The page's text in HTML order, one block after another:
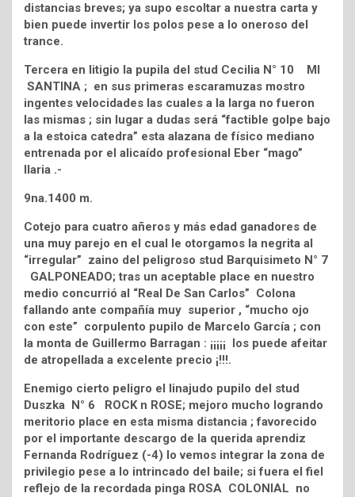
distancias breves; ya supo escoltar a nuestra carta y
bien puede invertir los polos pese a lo oneroso del
trance.
Tercera en litigio la pupila del stud Cecilia N° 10 MI
SANTINA ; en sus primeras escaramuzas mostro
ingentes velocidades las cuales a la larga no fueron
las mismas ; sin lugar a dudas será “factible golpe bajo
a la estoica catedra” esta alazana de físico mediano
entrenada por el alicaído profesional Eber “mago”
Ilaria .-
9na.1400 m.
Cotejo para cuatro añeros y más edad ganadores de
una muy parejo en el cual le otorgamos la negrita al
“irregular” zaino del peligroso stud Barquisimeto N° 7
GALPONEADO; tras un aceptable place en nuestro
medio concurrió al “Real De San Carlos” Colona
fallando ante compañía muy superior , “mucho ojo
con este” corpulento pupilo de Marcelo García ; con
la monta de Guillermo Barragan : ¡¡¡¡¡ los puede afeitar
de atropellada a excelente precio ¡!!!.
Enemigo cierto peligro el linajudo pupilo del stud
Duszka N° 6 ROCK n ROSE; mejoro mucho logrando
meritorio place en esta misma distancia ; favorecido
por el importante descargo de la querida aprendiz
Fernanda Rodríguez (-4) lo vemos integrar la zona de
privilegio pese a lo intrincado del baile; si fuera el fiel
reflejo de la recordada pinga ROSA COLONIAL no